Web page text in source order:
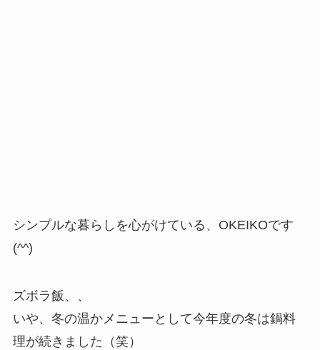
シンプルな暮らしを心がけている、OKEIKOです
(^^)
ズボラ飯、、
いや、冬の温かメニューとして今年度の冬は鍋料
理が続きました（笑）